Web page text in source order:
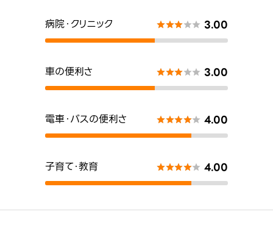
病院・クリニック  3.00
車の便利さ  3.00
電車・バスの便利さ  4.00
子育て・教育  4.00